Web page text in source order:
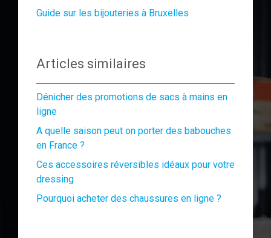
Guide sur les bijouteries à Bruxelles
Articles similaires
Dénicher des promotions de sacs à mains en
ligne
A quelle saison peut on porter des babouches
en France ?
Ces accessoires réversibles idéaux pour votre
dressing
Pourquoi acheter des chaussures en ligne ?